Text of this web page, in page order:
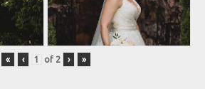
« ‹ of 2 › »